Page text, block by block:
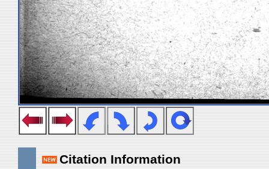
Citation Information